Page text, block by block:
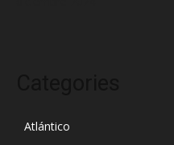
Atlántico